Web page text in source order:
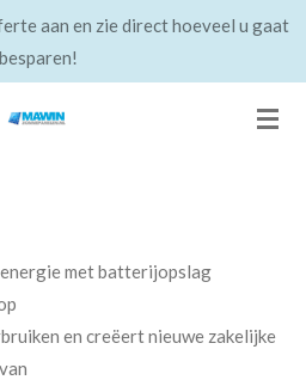
aan en zie direct hoeveel u gaat
besparen!
met batterijopslag
en creëert nieuwe zakelijke